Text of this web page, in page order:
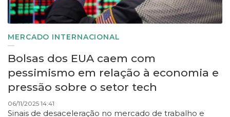
MERCADO INTERNACIONAL
Bolsas dos EUA caem com
pessimismo em relação à economia e
pressão sobre o setor tech
06/11/2025 14:41
Sinais de desaceleração no mercado de trabalho e